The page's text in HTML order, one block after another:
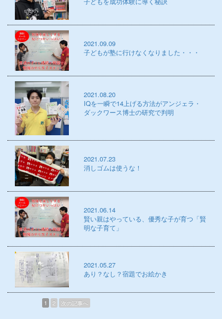
2021.09.09
子どもが塾に行けなくなりました・・・
2021.08.20
IQを一瞬で14上げる方法がアンジェラ・
ダックワース博士の研究で判明
2021.07.23
消しゴムは使うな！
2021.06.14
賢い親はやっている、優秀な子が育つ「賢
明な子育て」
2021.05.27
あり？なし？宿題でお絵かき
1 2 次の記事へ